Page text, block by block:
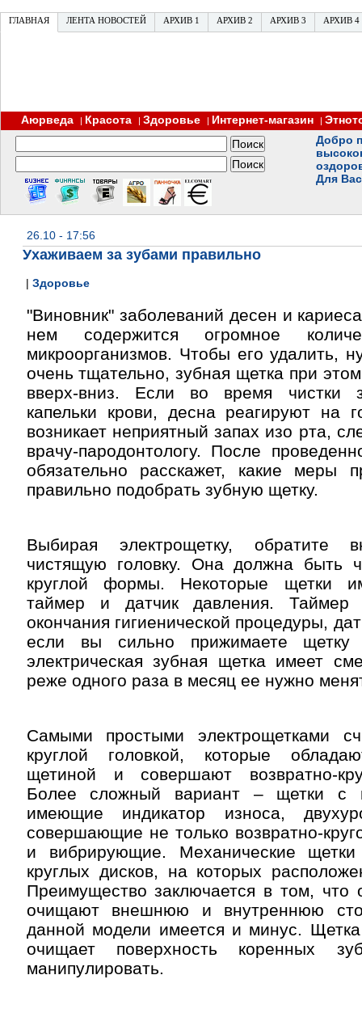
ГЛАВНАЯ ЛЕНТА НОВОСТЕЙ АРХИВ 1 АРХИВ 2 АРХИВ 3 АРХИВ 4
Аюрведа | Красота | Здоровье | Интернет-магазин |
Добро
Для
26.10 - 17:56
Ухаживаем за зубами правильно
| Здоровье
"Виновник" заболеваний десен и
нем содержится огромное
микроорганизмов. Чтобы его удалить,
очень тщательно, зубная щетка при
вверх-вниз. Если во время чистки
капельки крови, десна реагируют на
возникает неприятный запах изо рта,
врачу-пародонтологу. После
обязательно расскажет, какие меры
правильно подобрать зубную щетку.
Выбирая электрощетку,
чистящую головку. Она должна быть
круглой формы. Некоторые щетки
таймер и датчик давления. Таймер
окончания гигиенической процедуры,
если вы сильно прижимаете
электрическая зубная щетка имеет
реже одного раза в месяц ее нужно
Самыми простыми электрощетками
круглой головкой, которые
щетиной и совершают возвратно-
Более сложный вариант – щетки с
имеющие индикатор износа,
совершающие не только возвратно-
и вибрирующие. Механические
круглых дисков, на которых
Преимущество заключается в том, что
очищают внешнюю и внутреннюю
данной модели имеется и минус.
очищает поверхность коренных
манипулировать.